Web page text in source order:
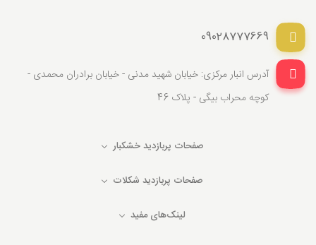
09028777669
آدرس انبار مرکزی: خیابان شهید مدنی - خیابان برادران محمدی -
کوچه محراب بیگی - پلاک 46
صفحات پربازدید خشکبار
صفحات پربازدید شکلات
لینک‌های مفید